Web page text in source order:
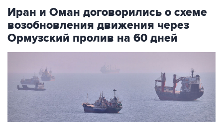
Иран и Оман договорились о схеме
возобновления движения через
Ормузский пролив на 60 дней